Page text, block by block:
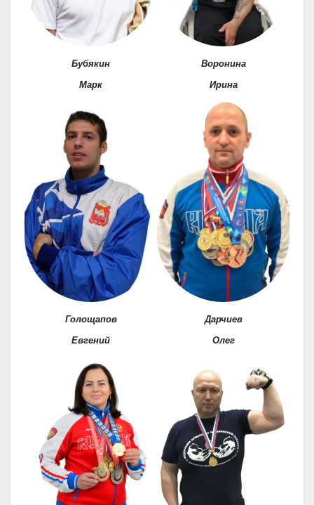
Бубякин
Марк
Воронина
Ирина
Голощапов
Евгений
Дарчиев
Олег